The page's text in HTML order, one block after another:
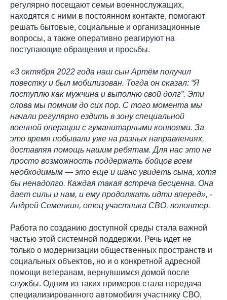
регулярно посещают семьи военнослужащих,
находятся с ними в постоянном контакте, помогают
решать бытовые, социальные и организационные
вопросы, а также оперативно реагируют на
поступающие обращения и просьбы.
«3 октября 2022 года наш сын Артём получил
повестку и был мобилизован. Тогда он сказал: “Я
поступлю как мужчина и выполню свой долг”. Эти
слова мы помним до сих пор. С того момента мы
начали регулярно ездить в зону специальной
военной операции с гуманитарными конвоями. За
это время побывали уже на разных направлениях,
доставляя помощь нашим ребятам. Для нас это не
просто возможность поддержать бойцов всем
необходимым — это еще и шанс увидеть сына, хотя
бы ненадолго. Каждая такая встреча бесценна. Она
дает силы и нам, и ему продолжать идти вперед», -
Андрей Семенкин, отец участника СВО, волонтер.
Работа по созданию доступной среды стала важной
частью этой системной поддержки. Речь идет не
только о модернизации общественных пространств и
социальных объектов, но и о конкретной адресной
помощи ветеранам, вернувшимся домой после
службы. Одним из таких примеров стала передача
специализированного автомобиля участнику СВО,